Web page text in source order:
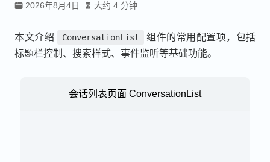
2026年8月4日 大约 4 分钟
本文介绍 ConversationList
组件的常用配置项，包括
标题栏控制、搜索样式、事件监听等基础功能。
会话列表页面 ConversationList